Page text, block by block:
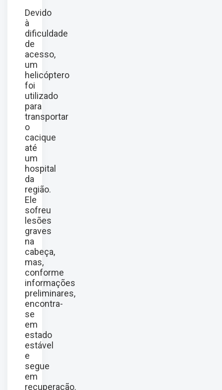
Devido
à
dificuldade
de
acesso,
um
helicóptero
foi
utilizado
para
transportar
o
cacique
até
um
hospital
da
região.
Ele
sofreu
lesões
graves
na
cabeça,
mas,
conforme
informações
preliminares,
encontra-
se
em
estado
estável
e
segue
em
recuperação.